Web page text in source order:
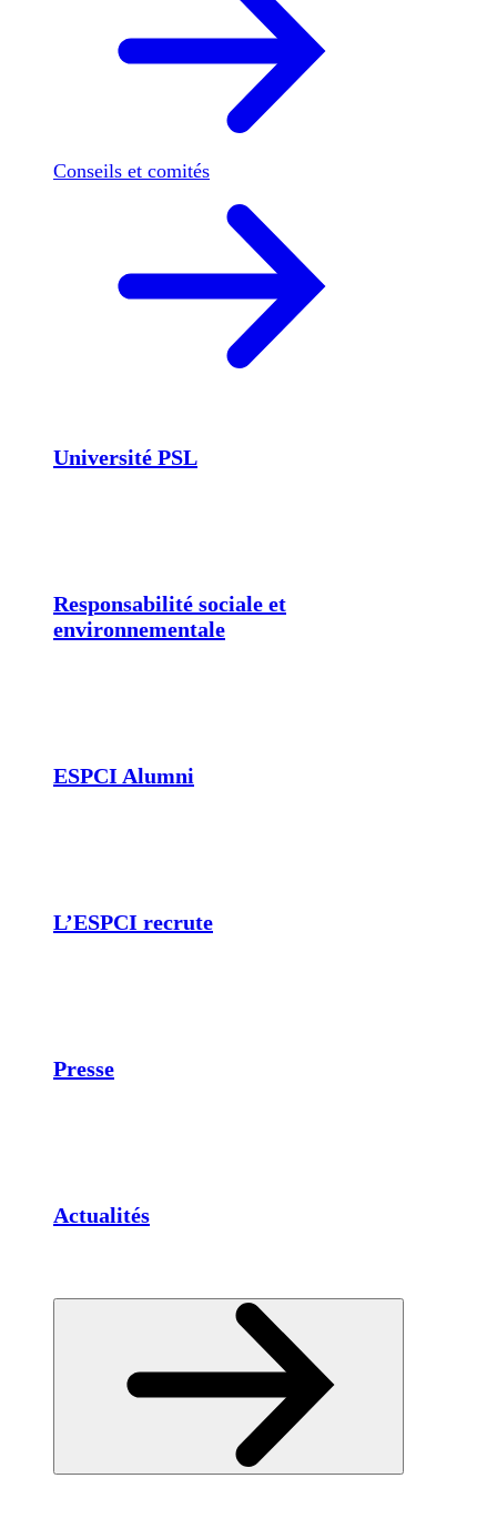
Conseils et comités
Université PSL
Responsabilité sociale et
environnementale
ESPCI Alumni
L’ESPCI recrute
Presse
Actualités